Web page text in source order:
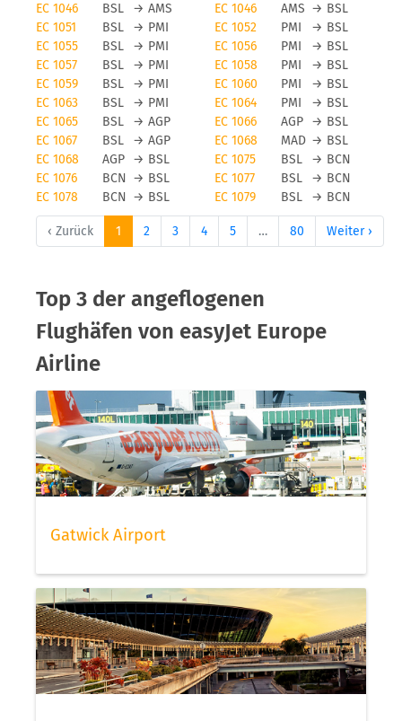
EC 1046
BSL → AMS EC 1046 AMS → BSL
EC 1051
BSL → PMI EC 1052 PMI → BSL
EC 1055
BSL → PMI EC 1056 PMI → BSL
EC 1057
BSL → PMI EC 1058 PMI → BSL
EC 1059
BSL → PMI EC 1060 PMI → BSL
EC 1063
BSL → PMI EC 1064 PMI → BSL
EC 1065
BSL → AGP EC 1066 AGP → BSL
EC 1067
BSL → AGP EC 1068 MAD → BSL
EC 1068
AGP → BSL EC 1075 BSL → BCN
EC 1076
BCN → BSL EC 1077 BSL → BCN
EC 1078
BCN → BSL EC 1079 BSL → BCN
‹ Zurück 1 2 3 4 5 … 80 Weiter ›
Top 3 der angeflogenen
Flughäfen von easyJet Europe
Airline
Gatwick Airport